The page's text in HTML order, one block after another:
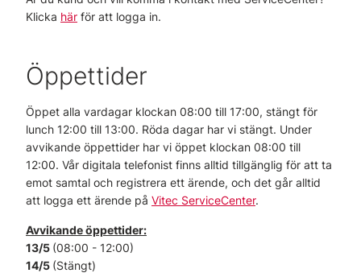
Klicka här för att logga in.
Öppettider
Öppet alla vardagar klockan 08:00 till 17:00, stängt för
lunch 12:00 till 13:00. Röda dagar har vi stängt. Under
avvikande öppettider har vi öppet klockan 08:00 till
12:00. Vår digitala telefonist finns alltid tillgänglig för att ta
emot samtal och registrera ett ärende, och det går alltid
att logga ett ärende på Vitec ServiceCenter.
Avvikande öppettider:
13/5 (08:00 - 12:00)
14/5 (Stängt)